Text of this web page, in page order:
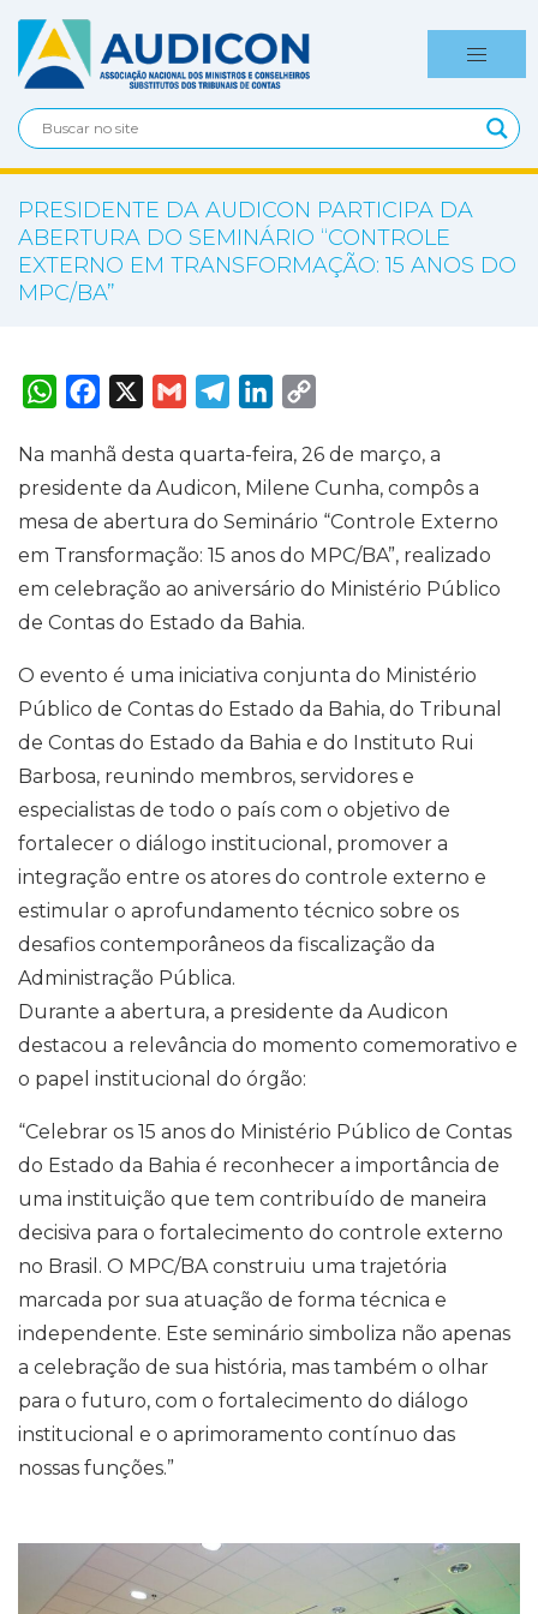
PRESIDENTE DA AUDICON PARTICIPA DA
ABERTURA DO SEMINÁRIO “CONTROLE
EXTERNO EM TRANSFORMAÇÃO: 15 ANOS DO
MPC/BA”
W
h
s
A
p
p
F
a
e
b
o
o
k
X
G
m
l
T
e
g
r
a
m
L
k
e
d
I
n
y
L
i
n
k
Na manhã desta quarta-feira, 26 de março, a
presidente da Audicon, Milene Cunha, compôs a
mesa de abertura do Seminário “Controle Externo
em Transformação: 15 anos do MPC/BA”, realizado
em celebração ao aniversário do Ministério Público
de Contas do Estado da Bahia.
O evento é uma iniciativa conjunta do Ministério
Público de Contas do Estado da Bahia, do Tribunal
de Contas do Estado da Bahia e do Instituto Rui
Barbosa, reunindo membros, servidores e
especialistas de todo o país com o objetivo de
fortalecer o diálogo institucional, promover a
integração entre os atores do controle externo e
estimular o aprofundamento técnico sobre os
desafios contemporâneos da fiscalização da
Administração Pública.
Durante a abertura, a presidente da Audicon
destacou a relevância do momento comemorativo e
o papel institucional do órgão:
“Celebrar os 15 anos do Ministério Público de Contas
do Estado da Bahia é reconhecer a importância de
uma instituição que tem contribuído de maneira
decisiva para o fortalecimento do controle externo
no Brasil. O MPC/BA construiu uma trajetória
marcada por sua atuação de forma técnica e
independente. Este seminário simboliza não apenas
a celebração de sua história, mas também o olhar
para o futuro, com o fortalecimento do diálogo
institucional e o aprimoramento contínuo das
nossas funções.”